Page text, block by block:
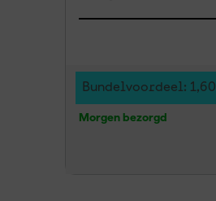
Bundelvoordeel: 1,60
Morgen bezorgd